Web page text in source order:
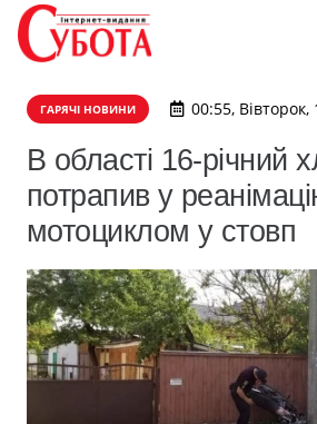
ГАРЯЧІ НОВИНИ 00:55,
В області 16-річний
потрапив у
мотоциклом у стовп